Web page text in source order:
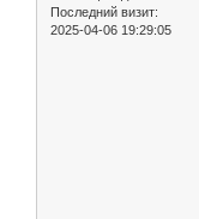
Последний визит:
2025-04-06 19:29:05